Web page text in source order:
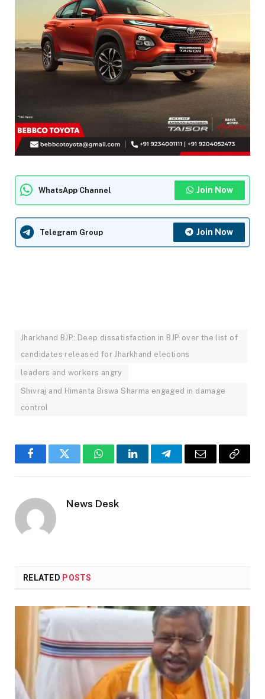
WhatsApp Channel Join Now
Telegram Group Join Now
Jharkhand BJP: Deep dissatisfaction in BJP over the list of
candidates released for Jharkhand elections
leaders and workers angry
Shivraj and Himanta Biswa Sharma engaged in damage
control
FacebookTwitter WhatsAppLinkedInTelegramEmail
Copy
News Desk
RELATED POSTS